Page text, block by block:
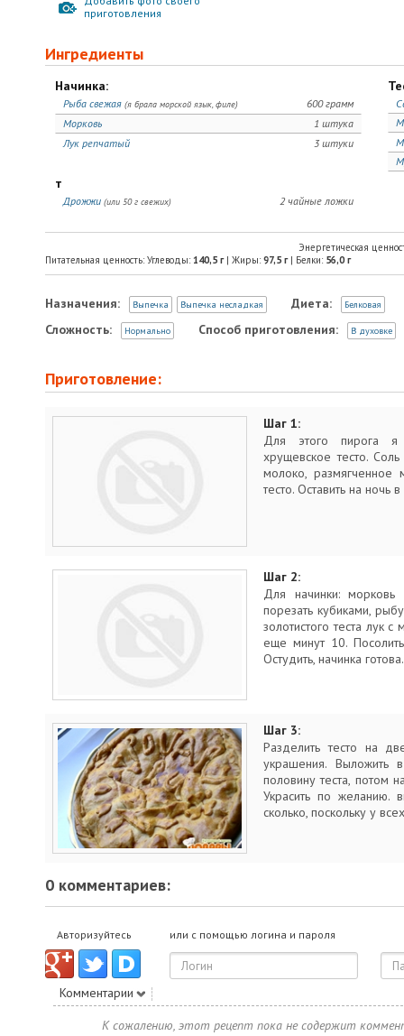
приготовления
Ингредиенты
Начинка:
600 грамм
Рыба свежая (я брала морской язык, филе)
1 штука
Морковь
3 штуки
Лук репчатый
т
2 чайные ложки
Дрожжи (или 50 г свежих)
Энергетическая
Питательная ценность: Углеводы: 140,5 г| Жиры: 97,5 г| Белки: 56,0 г
Назначения: Выпечка Выпечка несладкая Диета: Белковая
Сложность: Нормально Способ приготовления: В духовке
Приготовление:
Шаг 1:
Для этого пирога я
хрущевское тесто.
молоко, размягченное
тесто. Оставить на ночь
Шаг 2:
Для начинки: морковь
порезать кубиками,
золотистого теста лук
еще минут 10.
Остудить, начинка готова.
Шаг 3:
Разделить тесто на
украшения. Выложить
половину теста, потом
Украсить по желанию.
сколько, поскольку у
0 комментариев:
Авторизуйтесь или с помощью логина и пароля
Комментарии
К сожалению, этот рецепт пока не содержит